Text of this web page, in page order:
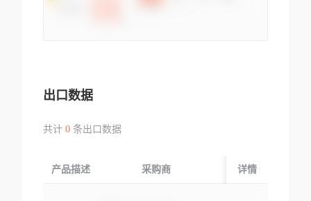
出口数据
共计 0条出口数据
产品描述 采购商 起运国/地区
详情